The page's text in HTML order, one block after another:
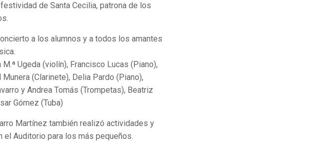
de Santa Cecilia, patrona de los
a los alumnos y a todos los amantes
Ugeda (violín), Francisco Lucas (Piano),
(Clarinete), Delia Pardo (Piano),
y Andrea Tomás (Trompetas), Beatriz
Gómez (Tuba)
Martínez también realizó actividades y
Auditorio para los más pequeños.